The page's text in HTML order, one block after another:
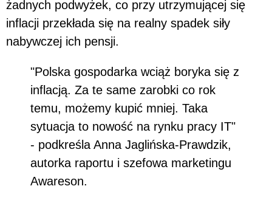
żadnych podwyżek, co przy utrzymującej się
inflacji przekłada się na realny spadek siły
nabywczej ich pensji.
"Polska gospodarka wciąż boryka się z
inflacją. Za te same zarobki co rok
temu, możemy kupić mniej. Taka
sytuacja to nowość na rynku pracy IT"
- podkreśla Anna Jaglińska-Prawdzik,
autorka raportu i szefowa marketingu
Awareson.